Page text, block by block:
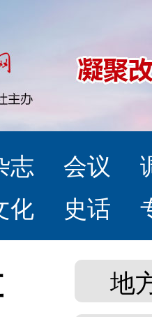
志 会议
化
史话
地